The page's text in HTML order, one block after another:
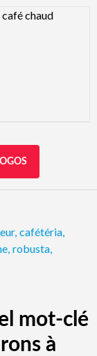
Image
, cafétéria
robusta
mot-clé
à